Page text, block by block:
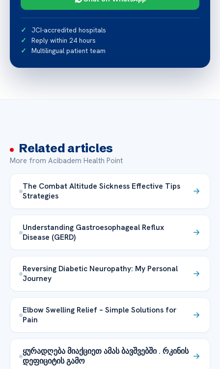
JCI-accredited hospitals
Reply within 24 hours
Multilingual patient team
Related articles
More from Acibadem Health Point
The Combat Altitude Sickness Effective Tips
Strategies
Understanding Gastroesophageal Reflux
Disease (GERD)
Reversing Diabetic Neuropathy: My Personal
Journey
Elbow Swelling Relief – Simple Solutions for
Pain
ყურადღება მიაქციეთ ამას ბავშვებში . რკინის
დეფიციტის გამო